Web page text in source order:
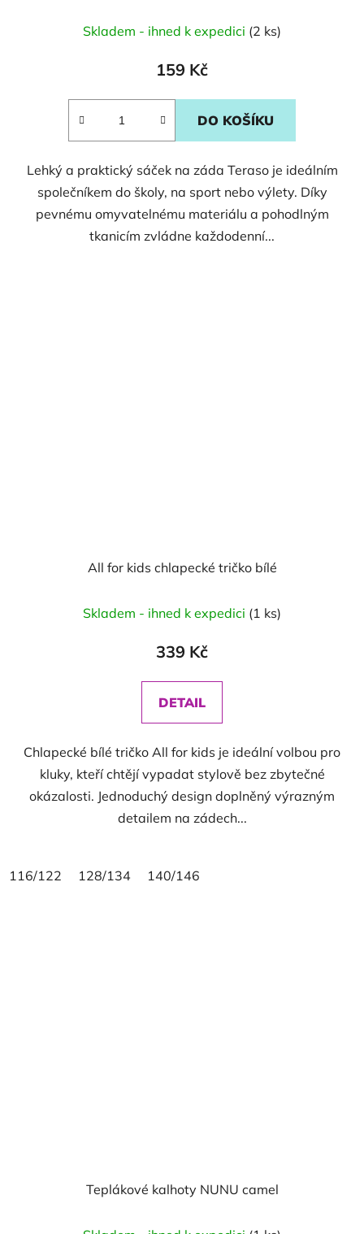
Skladem - ihned k expedici (2 ks)
159 Kč
DO KOŠÍKU
Lehký a praktický sáček na záda Teraso je ideálním
společníkem do školy, na sport nebo výlety. Díky
pevnému omyvatelnému materiálu a pohodlným
tkanicím zvládne každodenní...
All for kids chlapecké tričko bílé
hodnocení
produktu
5,0
z
hvězdiček.
Skladem - ihned k expedici (1 ks)
339 Kč
DETAIL
Chlapecké bílé tričko All for kids je ideální volbou pro
kluky, kteří chtějí vypadat stylově bez zbytečné
okázalosti. Jednoduchý design doplněný výrazným
detailem na zádech...
116/122 128/134 140/146
Teplákové kalhoty NUNU camel